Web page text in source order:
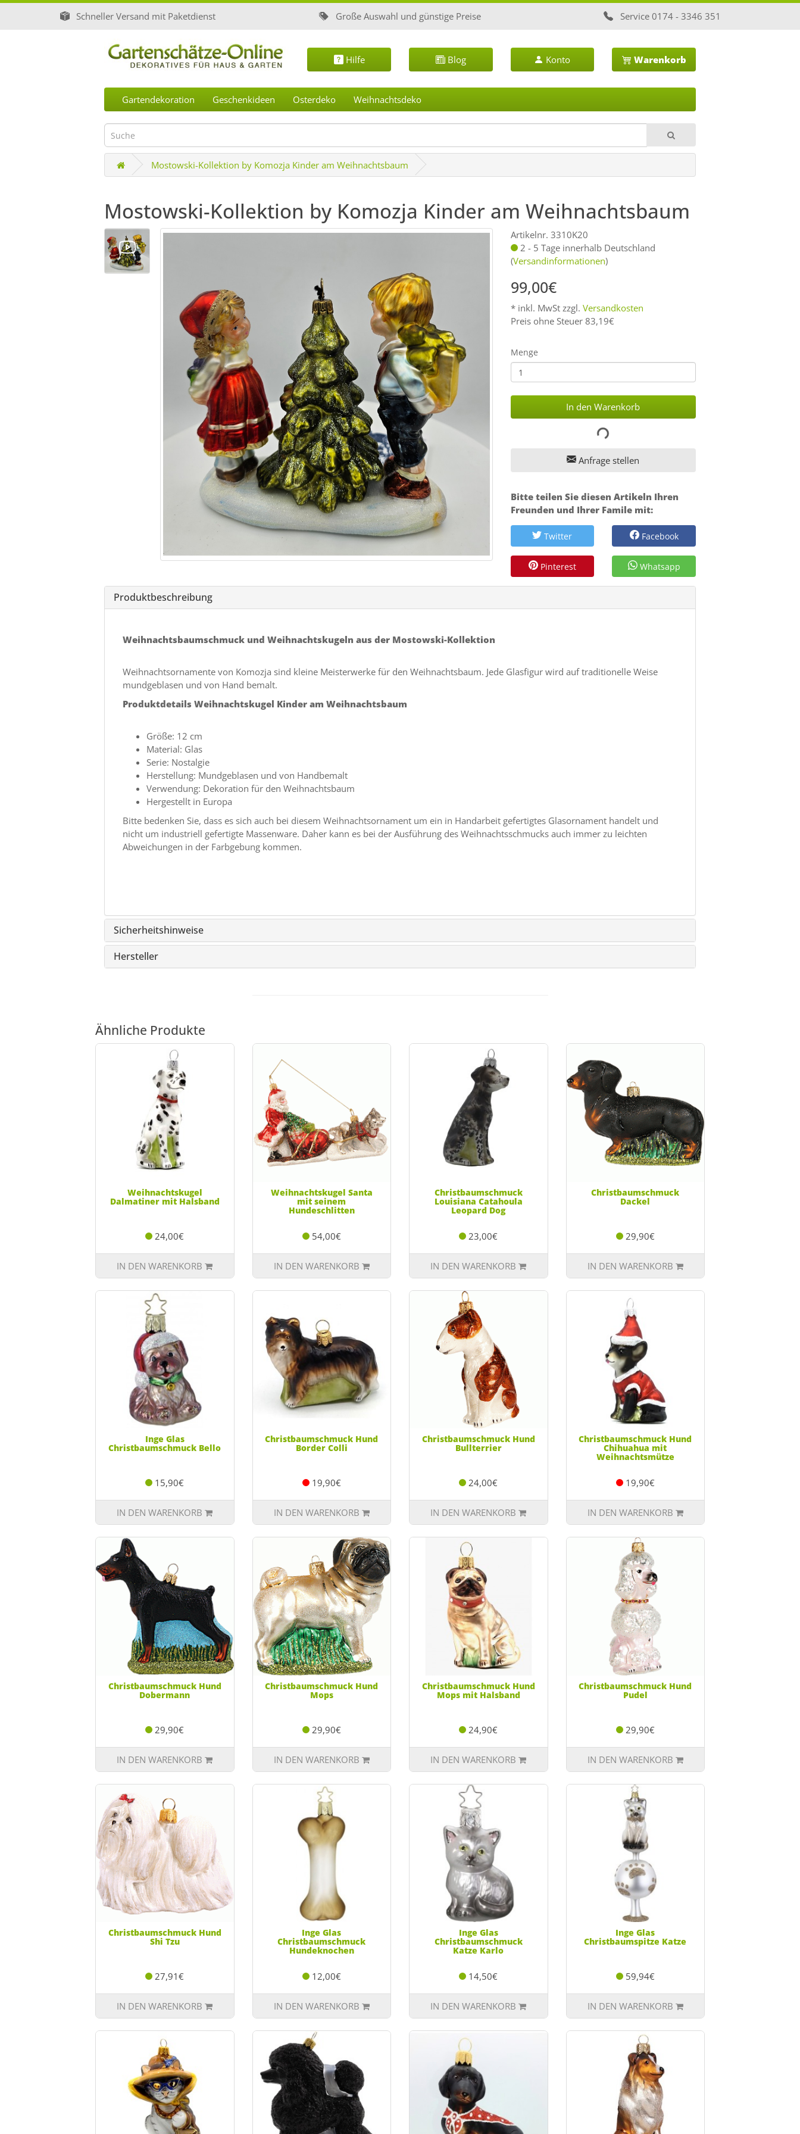
Schneller Versand mit Paketdienst Große Auswahl und günstige Preise Service 0174 - 3346 351
Hilfe Blog Konto Warenkorb
Gartendekoration Geschenkideen Osterdeko Weihnachtsdeko
Mostowski-Kollektion by Komozja Kinder am Weihnachtsbaum
Mostowski-Kollektion by Komozja Kinder am Weihnachtsbaum
Artikelnr. 3310K20
2 - 5 Tage innerhalb Deutschland
(Versandinformationen)
99,00€
* inkl. MwSt zzgl. Versandkosten
Preis ohne Steuer 83,19€
Menge
In den Warenkorb
Anfrage stellen
Bitte teilen Sie diesen Artikeln Ihren
Freunden und Ihrer Famile mit:
Twitter Facebook
Pinterest Whatsapp
Produktbeschreibung
Weihnachtsbaumschmuck und Weihnachtskugeln aus der Mostowski-Kollektion
Weihnachtsornamente von Komozja sind kleine Meisterwerke für den Weihnachtsbaum. Jede Glasfigur wird auf traditionelle Weise
mundgeblasen und von Hand bemalt.
Produktdetails Weihnachtskugel Kinder am Weihnachtsbaum
Größe: 12 cm
Material: Glas
Serie: Nostalgie
Herstellung: Mundgeblasen und von Handbemalt
Verwendung: Dekoration für den Weihnachtsbaum
Hergestellt in Europa
Bitte bedenken Sie, dass es sich auch bei diesem Weihnachtsornament um ein in Handarbeit gefertigtes Glasornament handelt und
nicht um industriell gefertigte Massenware. Daher kann es bei der Ausführung des Weihnachtsschmucks auch immer zu leichten
Abweichungen in der Farbgebung kommen.
Sicherheitshinweise
Hersteller
Ähnliche Produkte
Weihnachtskugel
Dalmatiner mit Halsband
24,00€
IN DEN WARENKORB
Weihnachtskugel Santa
mit seinem
Hundeschlitten
54,00€
IN DEN WARENKORB
Christbaumschmuck
Louisiana Catahoula
Leopard Dog
23,00€
IN DEN WARENKORB
Christbaumschmuck
Dackel
29,90€
IN DEN WARENKORB
Inge Glas
Christbaumschmuck Bello
15,90€
IN DEN WARENKORB
Christbaumschmuck Hund
Border Colli
19,90€
IN DEN WARENKORB
Christbaumschmuck Hund
Bullterrier
24,00€
IN DEN WARENKORB
Christbaumschmuck Hund
Chihuahua mit
Weihnachtsmütze
19,90€
IN DEN WARENKORB
Christbaumschmuck Hund
Dobermann
29,90€
IN DEN WARENKORB
Christbaumschmuck Hund
Mops
29,90€
IN DEN WARENKORB
Christbaumschmuck Hund
Mops mit Halsband
24,90€
IN DEN WARENKORB
Christbaumschmuck Hund
Pudel
29,90€
IN DEN WARENKORB
Christbaumschmuck Hund
Shi Tzu
27,91€
IN DEN WARENKORB
Inge Glas
Christbaumschmuck
Hundeknochen
12,00€
IN DEN WARENKORB
Inge Glas
Christbaumschmuck
Katze Karlo
14,50€
IN DEN WARENKORB
Inge Glas
Christbaumspitze Katze
59,94€
IN DEN WARENKORB